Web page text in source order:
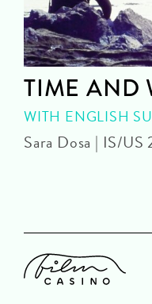
TIME AND
WITH ENGLISH
Sara Dosa | IS/